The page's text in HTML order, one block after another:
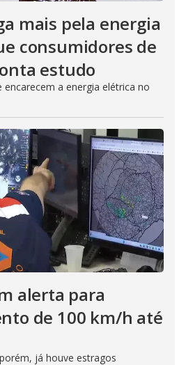
mais pela energia
consumidores de
estudo
a energia elétrica no
alerta para
de 100 km/h até
já houve estragos